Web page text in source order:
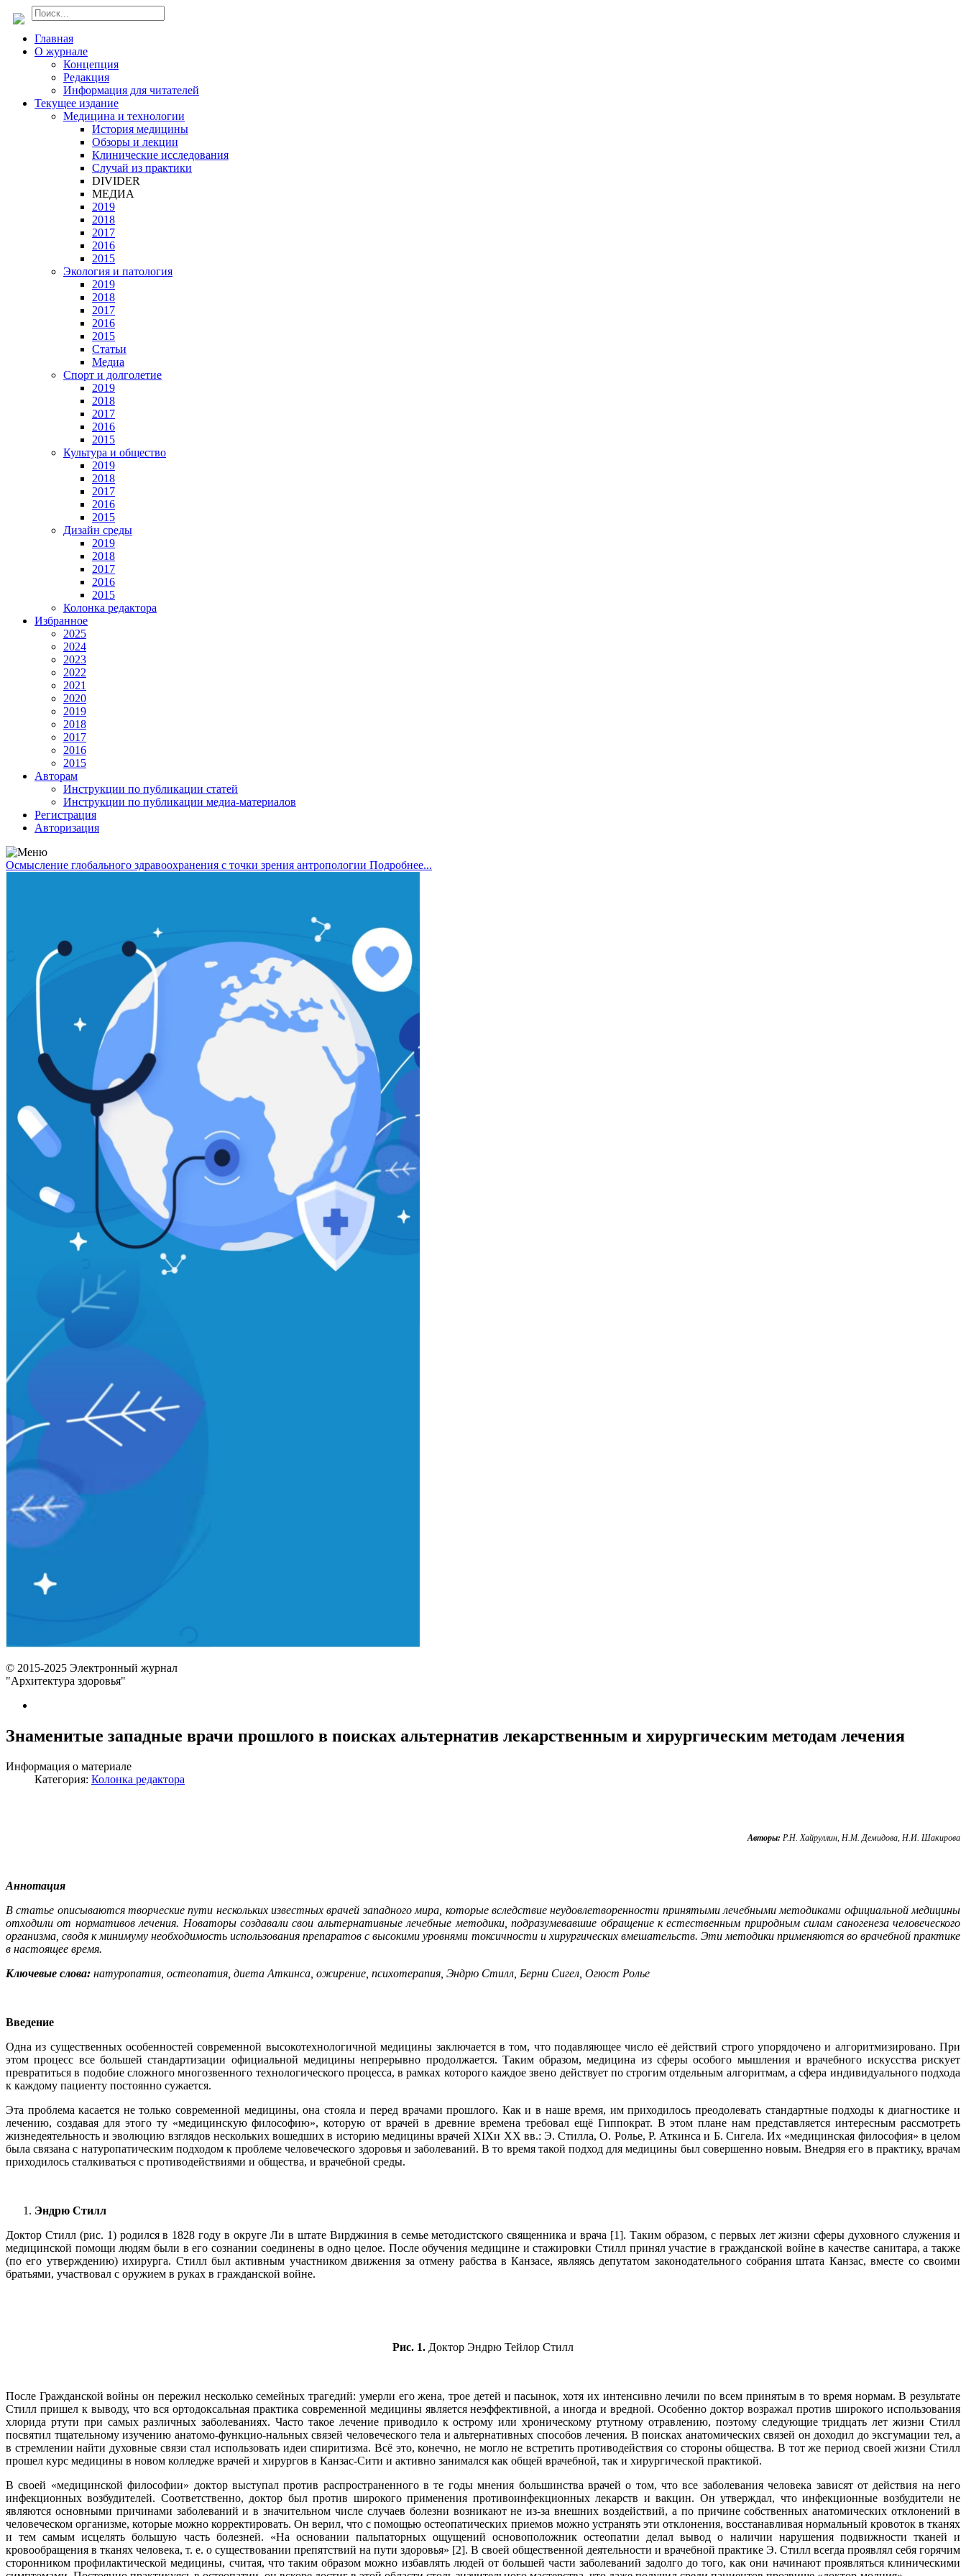
Главная
О журнале
Концепция
Редакция
Информация для читателей
Текущее издание
Медицина и технологии
История медицины
Обзоры и лекции
Клинические исследования
Случай из практики
DIVIDER
МЕДИА
2019
2018
2017
2016
2015
Экология и патология
2019
2018
2017
2016
2015
Статьи
Медиа
Спорт и долголетие
2019
2018
2017
2016
2015
Культура и общество
2019
2018
2017
2016
2015
Дизайн среды
2019
2018
2017
2016
2015
Колонка редактора
Избранное
2025
2024
2023
2022
2021
2020
2019
2018
2017
2016
2015
Авторам
Инструкции по публикации статей
Инструкции по публикации медиа-материалов
Регистрация
Авторизация
Осмысление глобального здравоохранения с точки зрения антропологии Подробнее...
© 2015-2025 Электронный журнал
"Архитектура здоровья"
Знаменитые западные врачи прошлого в поисках альтернатив лекарственным и хирургическим методам лечения
Информация о материале
Категория: Колонка редактора
Авторы: Р.Н. Хайруллин, Н.М. Демидова, Н.И. Шакирова
Аннотация
В статье описываются творческие пути нескольких известных врачей западного мира, которые вследствие неудовлетворенности принятыми лечебными методиками официальной медицины
отходили от нормативов лечения. Новаторы создавали свои альтернативные лечебные методики, подразумевавшие обращение к естественным природным силам саногенеза человеческого
организма, сводя к минимуму необходимость использования препаратов с высокими уровнями токсичности и хирургических вмешательств. Эти методики применяются во врачебной практике
в настоящее время.
Ключевые слова: натуропатия, остеопатия, диета Аткинса, ожирение, психотерапия, Эндрю Стилл, Берни Сигел, Огюст Ролье
Введение
Одна из существенных особенностей современной высокотехнологичной медицины заключается в том, что подавляющее число её действий строго упорядочено и алгоритмизировано. При
этом процесс все большей стандартизации официальной медицины непрерывно продолжается. Таким образом, медицина из сферы особого мышления и врачебного искусства рискует
превратиться в подобие сложного многозвенного технологического процесса, в рамках которого каждое звено действует по строгим отдельным алгоритмам, а сфера индивидуального подхода
к каждому пациенту постоянно сужается.
Эта проблема касается не только современной медицины, она стояла и перед врачами прошлого. Как и в наше время, им приходилось преодолевать стандартные подходы к диагностике и
лечению, создавая для этого ту «медицинскую философию», которую от врачей в древние времена требовал ещё Гиппократ. В этом плане нам представляется интересным рассмотреть
жизнедеятельность и эволюцию взглядов нескольких вошедших в историю медицины врачей XIXи ХХ вв.: Э. Стилла, О. Ролье, Р. Аткинса и Б. Сигела. Их «медицинская философия» в целом
была связана с натуропатическим подходом к проблеме человеческого здоровья и заболеваний. В то время такой подход для медицины был совершенно новым. Внедряя его в практику, врачам
приходилось сталкиваться с противодействиями и общества, и врачебной среды.
Эндрю Стилл
Доктор Стилл (рис. 1) родился в 1828 году в округе Ли в штате Вирджиния в семье методистского священника и врача [1]. Таким образом, с первых лет жизни сферы духовного служения и
медицинской помощи людям были в его сознании соединены в одно целое. После обучения медицине и стажировки Стилл принял участие в гражданской войне в качестве санитара, а также
(по его утверждению) ихирурга. Стилл был активным участником движения за отмену рабства в Канзасе, являясь депутатом законодательного собрания штата Канзас, вместе со своими
братьями, участвовал с оружием в руках в гражданской войне.
Рис. 1. Доктор Эндрю Тейлор Стилл
После Гражданской войны он пережил несколько семейных трагедий: умерли его жена, трое детей и пасынок, хотя их интенсивно лечили по всем принятым в то время нормам. В результате
Стилл пришел к выводу, что вся ортодоксальная практика современной медицины является неэффективной, а иногда и вредной. Особенно доктор возражал против широкого использования
хлорида ртути при самых различных заболеваниях. Часто такое лечение приводило к острому или хроническому ртутному отравлению, поэтому следующие тридцать лет жизни Стилл
посвятил тщательному изучению анатомо-функцио-нальных связей человеческого тела и альтернативных способов лечения. В поисках анатомических связей он доходил до эксгумации тел, а
в стремлении найти духовные связи стал использовать идеи спиритизма. Всё это, конечно, не могло не встретить противодействия со стороны общества. В тот же период своей жизни Стилл
прошел курс медицины в новом колледже врачей и хирургов в Канзас-Сити и активно занимался как общей врачебной, так и хирургической практикой.
В своей «медицинской философии» доктор выступал против распространенного в те годы мнения большинства врачей о том, что все заболевания человека зависят от действия на него
инфекционных возбудителей. Соответственно, доктор был против широкого применения противоинфекционных лекарств и вакцин. Он утверждал, что инфекционные возбудители не
являются основными причинами заболеваний и в значительном числе случаев болезни возникают не из-за внешних воздействий, а по причине собственных анатомических отклонений в
человеческом организме, которые можно корректировать. Он верил, что с помощью остеопатических приемов можно устранять эти отклонения, восстанавливая нормальный кровоток в тканях
и тем самым исцелять большую часть болезней. «На основании пальпаторных ощущений основоположник остеопатии делал вывод о наличии нарушения подвижности тканей и
кровообращения в тканях человека, т. е. о существовании препятствий на пути здоровья» [2]. В своей общественной деятельности и врачебной практике Э. Стилл всегда проявлял себя горячим
сторонником профилактической медицины, считая, что таким образом можно избавлять людей от большей части заболеваний задолго до того, как они начинают проявляться клиническими